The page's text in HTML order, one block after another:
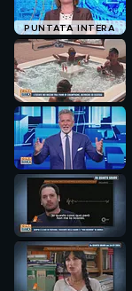
PUNTATA INTERA